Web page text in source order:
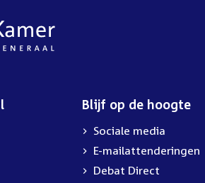
Blijf op de hoogte
Sociale media
E-mailattenderingen
Debat Direct